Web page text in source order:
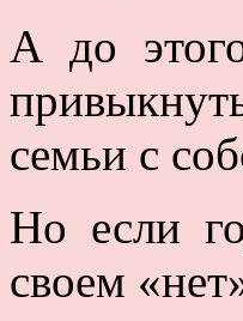
А до
семьи с
Но если
своем